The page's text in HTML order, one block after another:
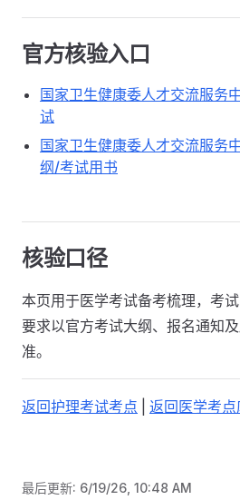
官方核验入口
国家卫生健康委人才交流服务
试
国家卫生健康委人才交流服务
纲/考试用书
核验口径
本页用于医学考试备考梳理，考
要求以官方考试大纲、报名通知
准。
返回护理考试考点 返回医学考点
最后更新: 6/19/26, 10:48 AM